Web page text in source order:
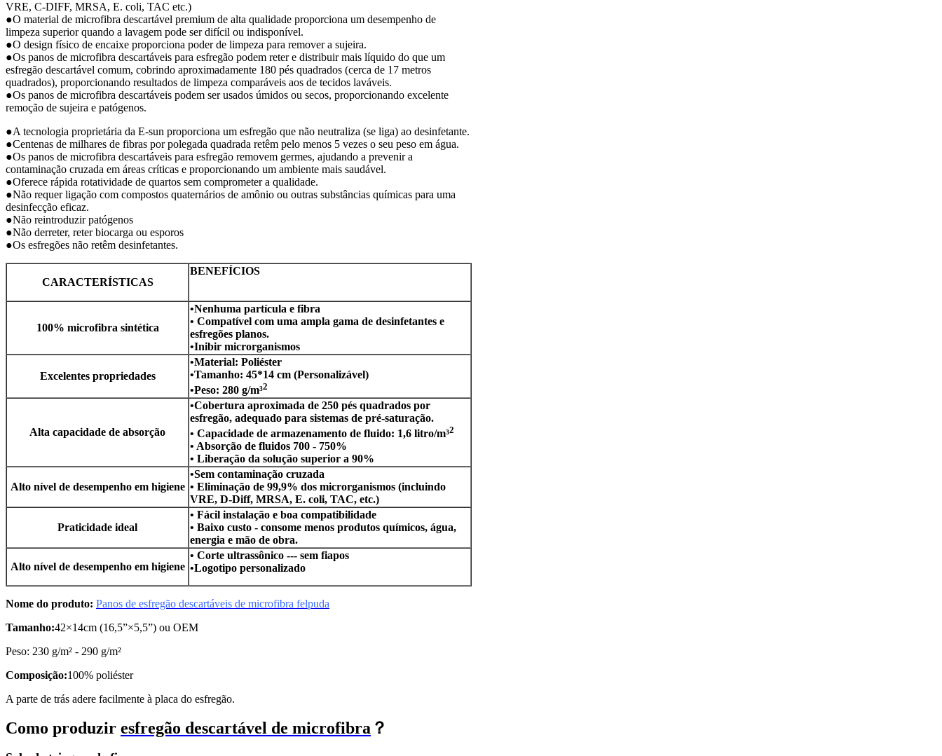
VRE, C-DIFF, MRSA, E. coli, TAC etc.)
●O material de microfibra descartável premium de alta qualidade proporciona um desempenho de
limpeza superior quando a lavagem pode ser difícil ou indisponível.
●O design físico de encaixe proporciona poder de limpeza para remover a sujeira.
●Os panos de microfibra descartáveis ​​para esfregão podem reter e distribuir mais líquido do que um
esfregão descartável comum, cobrindo aproximadamente 180 pés quadrados (cerca de 17 metros
quadrados), proporcionando resultados de limpeza comparáveis ​​aos de tecidos laváveis.
●Os panos de microfibra descartáveis ​​podem ser usados ​​úmidos ou secos, proporcionando excelente
remoção de sujeira e patógenos.
●A tecnologia proprietária da E-sun proporciona um esfregão que não neutraliza (se liga) ao desinfetante.
●Centenas de milhares de fibras por polegada quadrada retêm pelo menos 5 vezes o seu peso em água.
●Os panos de microfibra descartáveis ​​para esfregão removem germes, ajudando a prevenir a
contaminação cruzada em áreas críticas e proporcionando um ambiente mais saudável.
●Oferece rápida rotatividade de quartos sem comprometer a qualidade.
●Não requer ligação com compostos quaternários de amônio ou outras substâncias químicas para uma
desinfecção eficaz.
●Não reintroduzir patógenos
●Não derreter, reter biocarga ou esporos
●Os esfregões não retêm desinfetantes.
CARACTERÍSTICAS
BENEFÍCIOS
100% microfibra sintética
•Nenhuma partícula e fibra
• Compatível com uma ampla gama de desinfetantes e
esfregões planos.
•Inibir microrganismos
Excelentes propriedades
•Material: Poliéster
•Tamanho: 45*14 cm (Personalizável)
•Peso: 280 g/m³2
Alta capacidade de absorção
•Cobertura aproximada de 250 pés quadrados por
esfregão, adequado para sistemas de pré-saturação.
• Capacidade de armazenamento de fluido: 1,6 litro/m³2
• Absorção de fluidos 700 - 750%
• Liberação da solução superior a 90%
Alto nível de desempenho em higiene
•Sem contaminação cruzada
• Eliminação de 99,9% dos microrganismos (incluindo
VRE, D-Diff, MRSA, E. coli, TAC, etc.)
Praticidade ideal
• Fácil instalação e boa compatibilidade
• Baixo custo - consome menos produtos químicos, água,
energia e mão de obra.
Alto nível de desempenho em higiene
• Corte ultrassônico --- sem fiapos
•Logotipo personalizado
Nome do produto: Panos de esfregão descartáveis ​​de microfibra felpuda
Tamanho:42×14cm (16,5”×5,5”) ou OEM
Peso: 230 g/m² - 290 g/m²
Composição:100% poliéster
A parte de trás adere facilmente à placa do esfregão.
Como produzir esfregão descartável de microfibra ？